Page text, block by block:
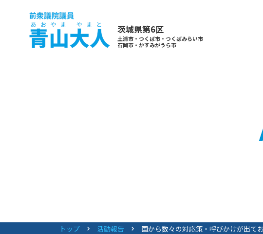
茨城県第6区
土浦市・つくば市・つくばみらい市
石岡市・かすみがうら市
トップ 活動報告 国から数々の対応策・呼びかけが出て